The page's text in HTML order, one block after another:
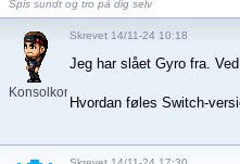
Spis sundt og tro på dig selv
Konsolkongen
Skrevet 14/11-24 10:18
Jeg har slået Gyro fra.
Hvordan føles Switch-